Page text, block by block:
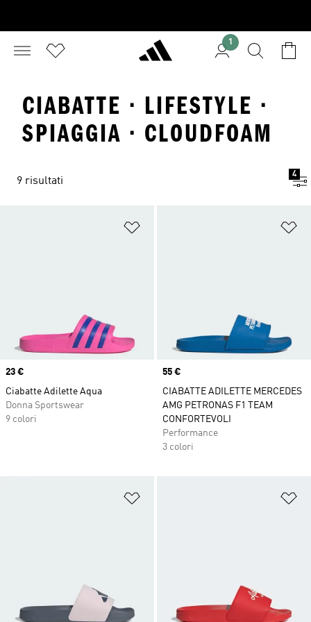
1
CIABATTE · LIFESTYLE ·
SPIAGGIA · CLOUDFOAM
9 risultati
4
Aggiungi alla lista dei desideri
Price
23 €
Ciabatte Adilette Aqua
Donna Sportswear
9 colori
Price
55 €
CIABATTE ADILETTE MERCEDES
AMG PETRONAS F1 TEAM
CONFORTEVOLI
Performance
3 colori
Aggiungi alla lista dei desideri